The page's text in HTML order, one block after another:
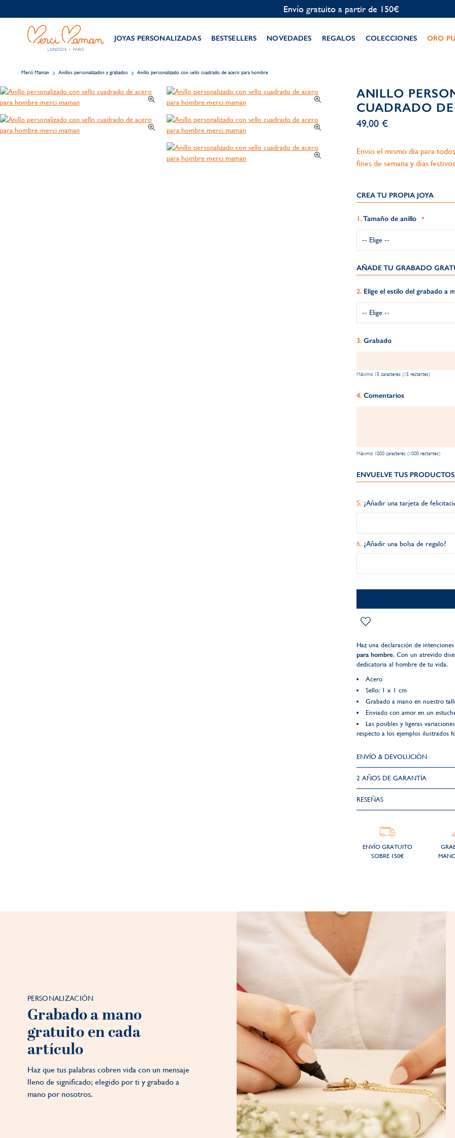
Personalización gratuita
JOYAS PERSONALIZADAS BESTSELLERS NOVEDADES REGALOS COLECCIONES ORO
Merci Maman Anillos personalizados y grabados Anillo personalizado con sello cuadrado de acero para hombre
ANILLO
CUADRADO
49,00 €
Envío el mismo día para
fines de semana y días
CREA TU PROPIA JOYA
Tamaño de anillo
AÑADE TU GRABADO
Elige el estilo del grabado a
Grabado
Máximo 15 caracteres (15 restantes)
Comentarios
Máximo 1000 caracteres (1000 restantes)
ENVUELVE TUS
¿Añadir una tarjeta de
¿Añadir una bolsa de regalo?
Haz una declaración de
para hombre. Con un atrevido
dedicatoria al hombre de tu vida.
Acero
Sello: 1 x 1 cm
Grabado a mano en nuestro
Enviado con amor en un
Las posibles y ligeras
respecto a los ejemplos ilustrados
ENVÍO & DEVOLUCIÓN
2 AÑOS DE GARANTÍA​
RESEÑAS
ENVÍO GRATUITO
SOBRE 150€
PERSONALIZACIÓN
Grabado a mano
gratuito en cada
artículo
Haz que tus palabras cobren vida con un mensaje
lleno de significado; elegido por ti y grabado a
mano por nosotros.